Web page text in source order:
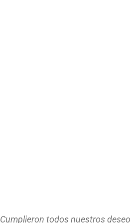
Cumplieron todos nuestros